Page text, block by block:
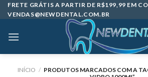
Skip
to
FRETE GRÁTIS A PARTIR DE R$199,99 EM
VENDAS@NEWDENTAL.COM.BR
INÍCIO / PRODUTOS MARCADOS COM A